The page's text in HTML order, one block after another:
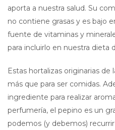
aporta a nuestra salud. Su
no contiene grasas y es bajo
fuente de vitaminas y
para incluirlo en nuestra dieta
Estas hortalizas originarias de
más que para ser comidas.
ingrediente para realizar
perfumería, el pepino es un
podemos (y debemos)